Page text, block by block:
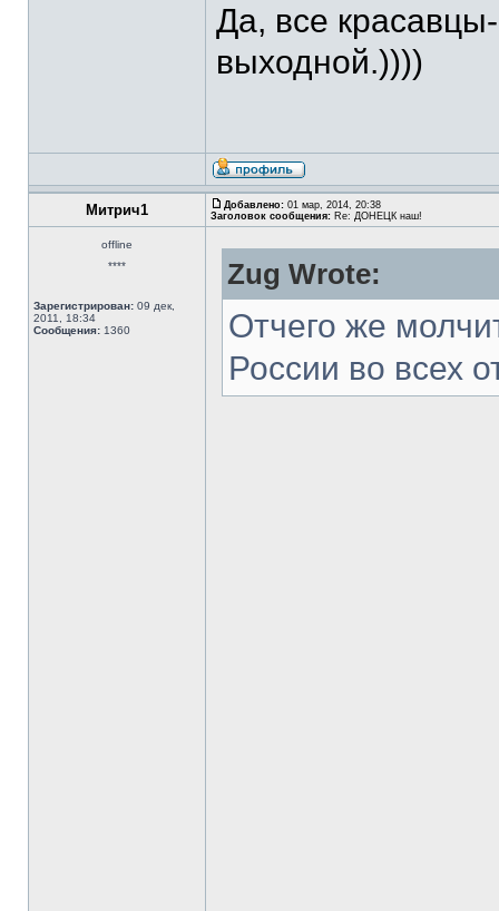
Да, все
выходной.))))
Митрич1 Добавлено: 01 мар, 2014, 20:38
Заголовок сообщения: Re: ДОНЕЦК наш!
offline
****
Зарегистрирован: 09 дек,
2011, 18:34
Сообщения: 1360
Zug Wrote:
Отчего же
России во всех